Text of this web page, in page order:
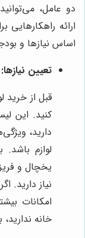
دو عامل،
ارائه
اساس نیازها و
تعیین نیازها:
قبل از خرید
کنید. این
دارید،
لوازم باشد.
یخچال و
نیاز دارید.
امکانات
خانه ندارید،